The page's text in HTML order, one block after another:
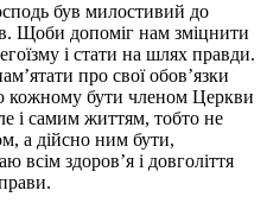
був милостивий до
Щоби допоміг нам зміцнити
і стати на шлях правди.
про свої обов’язки
кожному бути членом Церкви
і самим життям, тобто не
а дійсно ним бути,
всім здоров’я і довголіття